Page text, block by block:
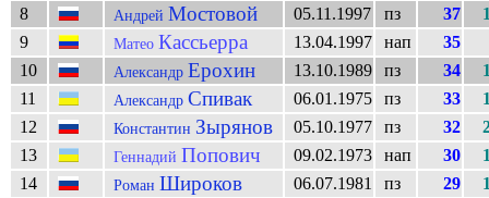
8
Андрей Мостовой 05.11.1997 пз 37
9
Матео Кассьерра 13.04.1997 нап
35
10
Александр Ерохин 13.10.1989 пз 34
11
Александр Спивак 06.01.1975 пз 33
12
Константин Зырянов 05.10.1977 пз 32
13
Геннадий Попович 09.02.1973 нап 30
14
Роман Широков 06.07.1981 пз 29